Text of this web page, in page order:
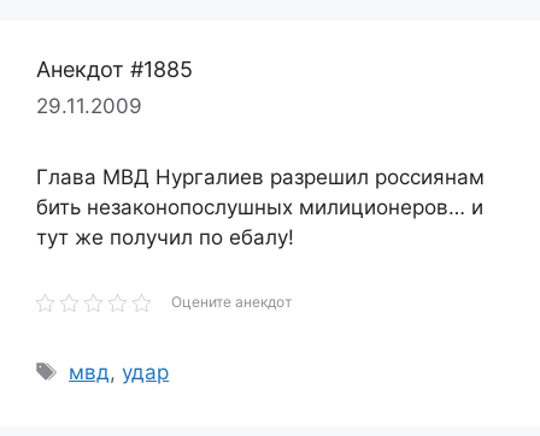
Анекдот #1885
29.11.2009
Глава МВД Нургалиев разрешил россиянам
бить незаконопослушных милиционеров… и
тут же получил по ебалу!
Оцените анекдот
Метки
мвд,удар